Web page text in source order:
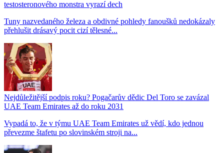
testosteronového monstra vyrazí dech
Tuny nazvedaného železa a obdivné pohledy fanoušků nedokázaly
přehlušit drásavý pocit cizí tělesné...
Nejdůležitější podpis roku? Pogačarův dědic Del Toro se zavázal
UAE Team Emirates až do roku 2031
Vypadá to, že v týmu UAE Team Emirates už vědí, kdo jednou
převezme štafetu po slovinském stroji na...